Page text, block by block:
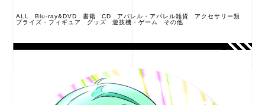
ALL Blu-ray&DVD 書籍 CD アパレル・アパレル雑貨
アクセサリー類
プライズ・フィギュア
グッズ 遊技機・ゲーム その他